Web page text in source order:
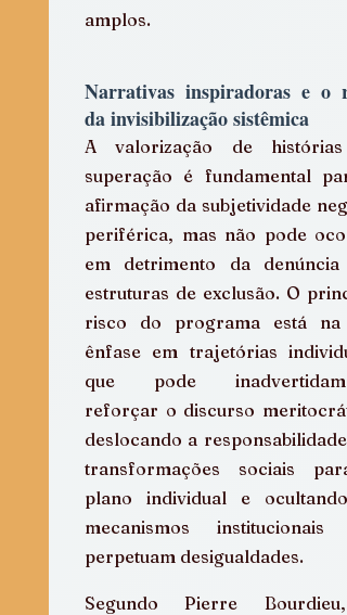
amplos.
Narrativas inspiradoras e o
da invisibilização sistêmica
A valorização de histórias
superação é fundamental
afirmação da subjetividade
periférica, mas não pode
em detrimento da denúncia
estruturas de exclusão. O
risco do programa está na
ênfase em trajetórias
que pode
reforçar o discurso
deslocando a responsabilidade
transformações sociais
plano individual e ocultando
mecanismos institucionais
perpetuam desigualdades.
Segundo Pierre